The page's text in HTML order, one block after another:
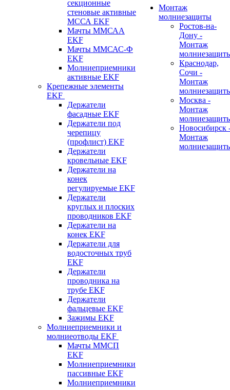
секционные
стеновые активные
МССА EKF
Мачты ММСАА
EKF
Мачты ММСАС-Ф
EKF
Молниеприемники
активные EKF
Крепежные элементы
EKF
Держатели
фасадные EKF
Держатели под
черепицу
(профлист) EKF
Держатели
кровельные EKF
Держатели на
конек
регулируемые EKF
Держатели
круглых и плоских
проводников EKF
Держатели на
конек EKF
Держатели для
водосточных труб
EKF
Держатели
проводника на
трубе EKF
Держатели
фальцевые EKF
Зажимы EKF
Молниеприемники и
молниеотводы EKF
Мачты ММСП
EKF
Молниеприемники
пассивные EKF
Молниеприемники
Монтаж
молниезащиты
Ростов-на-
Дону -
Монтаж
Краснодар,
Сочи -
Монтаж
Москва -
Монтаж
Новосибирск
Монтаж